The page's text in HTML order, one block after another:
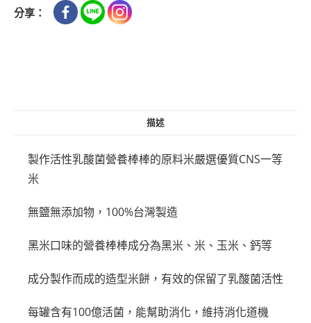
分享：
描述
製作活性乳酸菌營養棒棒的原料米嚴選優質CNS一等
米
無鹽無添加物，100%台灣製造
黑米口味的營養棒棒成分為黑米、米、玉米、鈣等
成分製作而成的造型米餅，有效的保留了乳酸菌活性
每罐含有100億活菌，能幫助消化，維持消化道機